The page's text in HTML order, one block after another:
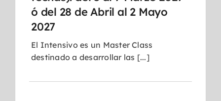
ó del 28 de Abril al 2 Mayo
2027
El Intensivo es un Master Class
destinado a desarrollar las [...]